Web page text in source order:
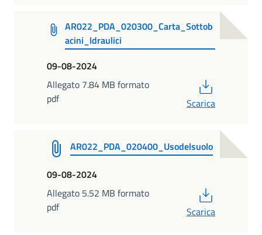
AR022_PDA_020300_Carta_Sottob
acini_Idraulici
09-08-2024
Allegato 7.84 MB formato
pdf
Scarica
AR022_PDA_020400_Usodelsuolo
09-08-2024
Allegato 5.52 MB formato
pdf
Scarica